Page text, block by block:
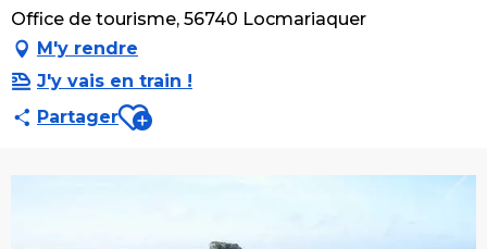
Office de tourisme, 56740 Locmariaquer
M'y rendre
J'y vais en train !
PartagerAjouter aux favoris